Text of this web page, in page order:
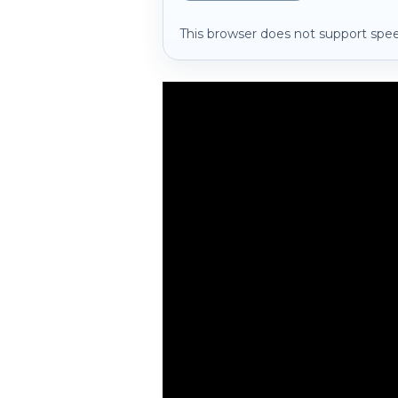
This browser does not support